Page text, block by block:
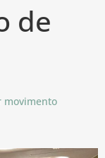
de
movimento